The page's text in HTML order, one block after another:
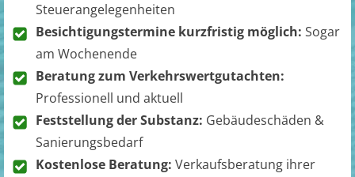
Steuerangelegenheiten
Besichtigungstermine kurzfristig möglich: Sogar
am Wochenende
Beratung zum Verkehrswertgutachten:
Professionell und aktuell
Feststellung der Substanz: Gebäudeschäden &
Sanierungsbedarf
Kostenlose Beratung: Verkaufsberatung ihrer